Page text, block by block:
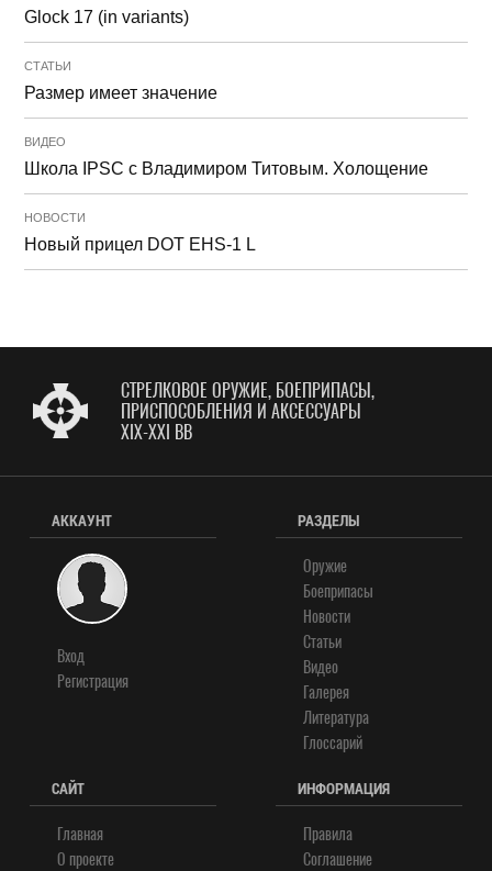
Glock 17 (in variants)
СТАТЬИ
Размер имеет значение
ВИДЕО
Школа IPSC с Владимиром Титовым. Холощение
НОВОСТИ
Новый прицел DOT EHS-1 L
СТРЕЛКОВОЕ ОРУЖИЕ, БОЕПРИПАСЫ,
ПРИСПОСОБЛЕНИЯ И АКСЕССУАРЫ
XIX-XXI ВВ
АККАУНТ
Вход
Регистрация
РАЗДЕЛЫ
Оружие
Боеприпасы
Новости
Статьи
Видео
Галерея
Литература
Глоссарий
САЙТ
Главная
О проекте
ИНФОРМАЦИЯ
Правила
Соглашение